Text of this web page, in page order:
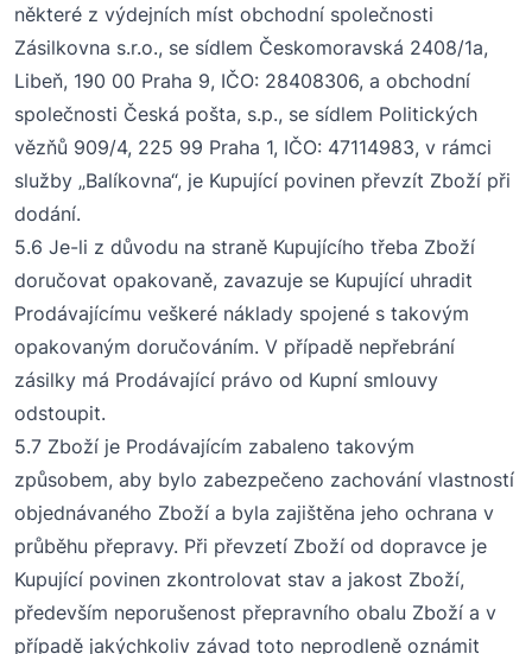
některé z výdejních míst obchodní společnosti
Zásilkovna s.r.o., se sídlem Českomoravská 2408/1a,
Libeň, 190 00 Praha 9, IČO: 28408306, a obchodní
společnosti Česká pošta, s.p., se sídlem Politických
vězňů 909/4, 225 99 Praha 1, IČO: 47114983, v rámci
služby „Balíkovna“, je Kupující povinen převzít Zboží při
dodání.
5.6 Je-li z důvodu na straně Kupujícího třeba Zboží
doručovat opakovaně, zavazuje se Kupující uhradit
Prodávajícímu veškeré náklady spojené s takovým
opakovaným doručováním. V případě nepřebrání
zásilky má Prodávající právo od Kupní smlouvy
odstoupit.
5.7 Zboží je Prodávajícím zabaleno takovým
způsobem, aby bylo zabezpečeno zachování vlastností
objednávaného Zboží a byla zajištěna jeho ochrana v
průběhu přepravy. Při převzetí Zboží od dopravce je
Kupující povinen zkontrolovat stav a jakost Zboží,
především neporušenost přepravního obalu Zboží a v
případě jakýchkoliv závad toto neprodleně oznámit